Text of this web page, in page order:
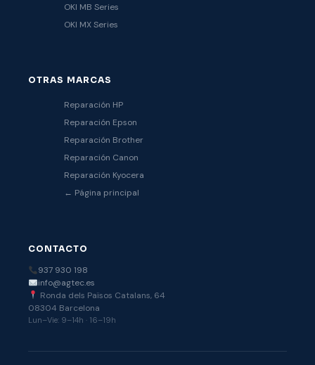
OKI MB Series
OKI MX Series
OTRAS MARCAS
Reparación HP
Reparación Epson
Reparación Brother
Reparación Canon
Reparación Kyocera
← Página principal
CONTACTO
937 930 198
info@agtec.es
Ronda dels Països Catalans, 64
08304 Barcelona
Lun–Vie: 9–14h · 16–19h